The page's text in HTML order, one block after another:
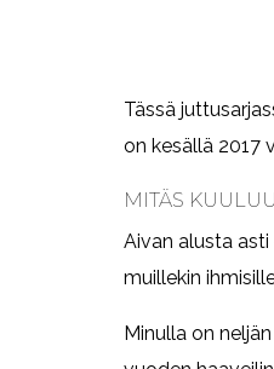
Tässä
on kesällä 2017
MITÄS
Aivan alusta
muillekin
Minulla on